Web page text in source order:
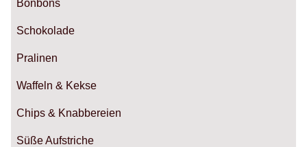
Bonbons
Schokolade
Pralinen
Waffeln & Kekse
Chips & Knabbereien
Süße Aufstriche